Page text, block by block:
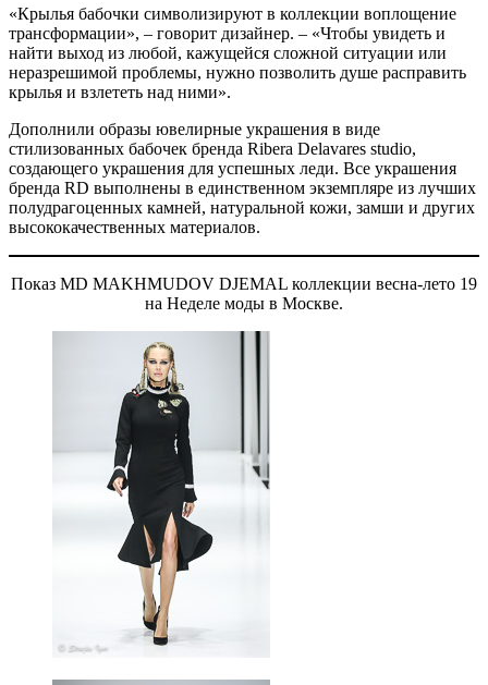
«Крылья бабочки символизируют в коллекции воплощение
трансформации», – говорит дизайнер. – «Чтобы увидеть и
найти выход из любой, кажущейся сложной ситуации или
неразрешимой проблемы, нужно позволить душе расправить
крылья и взлететь над ними».
Дополнили образы ювелирные украшения в виде
стилизованных бабочек бренда Ribera Delavares studio,
создающего украшения для успешных леди. Все украшения
бренда RD выполнены в единственном экземпляре из лучших
полудрагоценных камней, натуральной кожи, замши и других
высококачественных материалов.
Показ MD MAKHMUDOV DJEMAL коллекции весна-лето 19
на Неделе моды в Москве.